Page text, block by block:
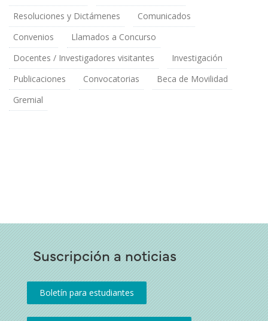
Resoluciones y Dictámenes
Comunicados
Convenios
Llamados a Concurso
Docentes / Investigadores visitantes
Investigación
Publicaciones
Convocatorias
Beca de Movilidad
Gremial
Suscripción a noticias